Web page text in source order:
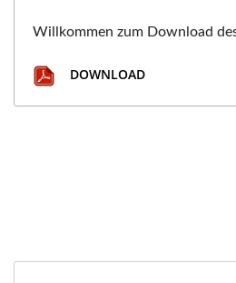
Willkommen zum Download
DOWNLOAD